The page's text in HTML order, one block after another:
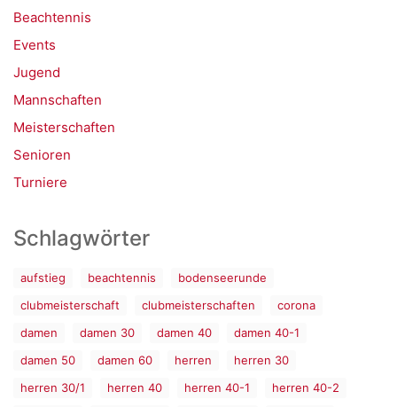
Beachtennis
Events
Jugend
Mannschaften
Meisterschaften
Senioren
Turniere
Schlagwörter
aufstieg beachtennis
bodenseerunde
clubmeisterschaft
clubmeisterschaften
corona
damen
damen 30 damen 40
damen 40-1
damen 50
damen 60 herren
herren 30
herren 30/1
herren 40 herren 40-1
herren 40-2